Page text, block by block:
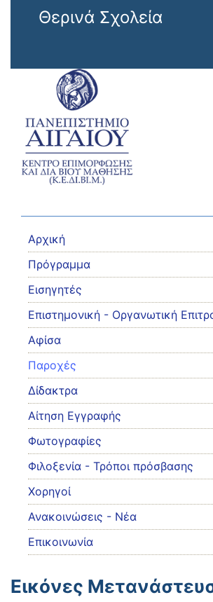
Παράκαμψη προς το κυρίως
Θερινά Σχολεία
Αρχική
Πρόγραμμα
Εισηγητές
Eπιστημονική - Οργανωτική
Αφίσα
Παροχές
Δίδακτρα
Αίτηση Εγγραφής
Φωτογραφίες
Φιλοξενία - Τρόποι πρόσβασης
Χορηγοί
Ανακοινώσεις - Νέα
Επικοινωνία
Εικόνες